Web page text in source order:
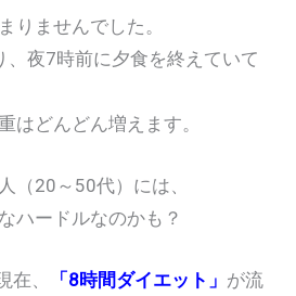
りませんでした。
、夜7時前に夕食を終えていて
はどんどん増えます。
（20～50代）には、
ハードルなのかも？
、 「8時間ダイエット」 が流